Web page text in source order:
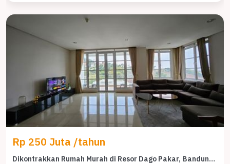
Rp 250 Juta /tahun
Dikontrakkan Rumah Murah di Resor Dago Pakar, Bandung, LT 262m²